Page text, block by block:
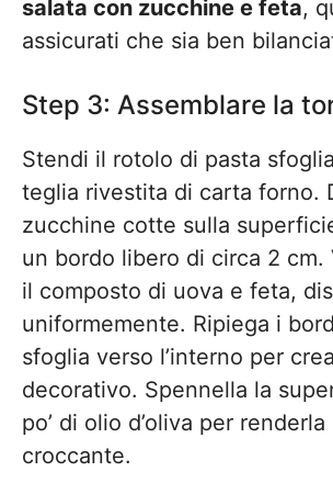
salata con zucchine e feta,
assicurati che sia ben
Step 3: Assemblare la
Stendi il rotolo di pasta
teglia rivestita di carta forno.
zucchine cotte sulla
un bordo libero di circa 2 cm.
il composto di uova e feta,
uniformemente. Ripiega i
sfoglia verso l’interno per
decorativo. Spennella la
po’ di olio d’oliva per
croccante.